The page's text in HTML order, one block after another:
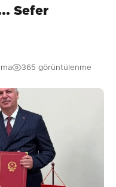
Sefer
365 görüntülenme